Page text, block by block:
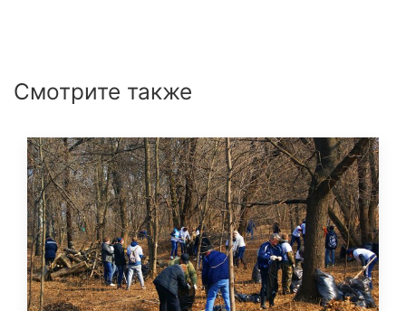
Смотрите также